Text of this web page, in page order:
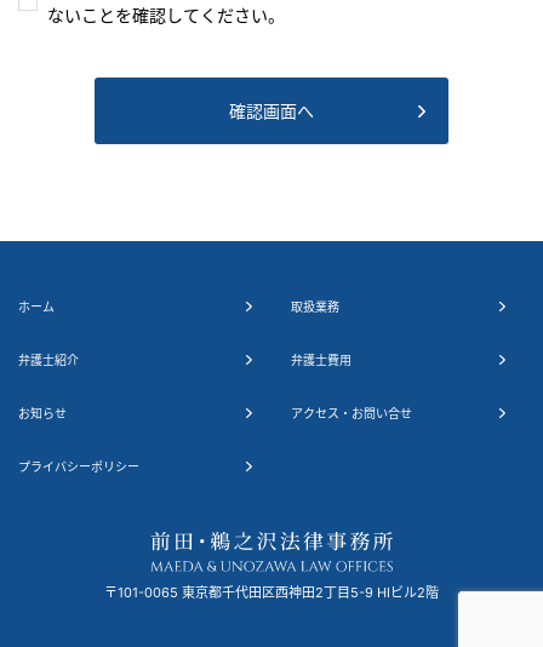
ないことを確認してください。
確認画面へ
ホーム 取扱業務
弁護士紹介 弁護士費用
お知らせ アクセス・お問い合せ
プライバシーポリシー
〒101-0065 東京都千代田区西神田2丁目5-9 HIビル2階